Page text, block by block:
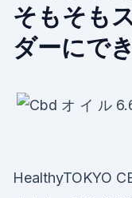
そもそも
ダーにで
HealthyTOKYO